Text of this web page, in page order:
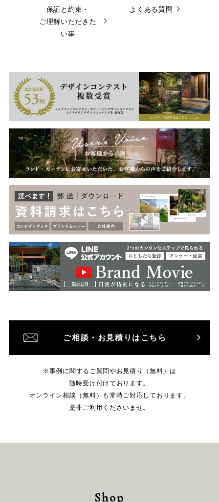
保証と約束・
ご理解いただきた
い事
よくある質問
ご相談・お見積りはこちら
※事例に関するご質問やお見積り（無料）は
随時受け付けております。
オンライン相談（無料）も常時ご対応しております。
是非ご利用くださいませ。
Shop